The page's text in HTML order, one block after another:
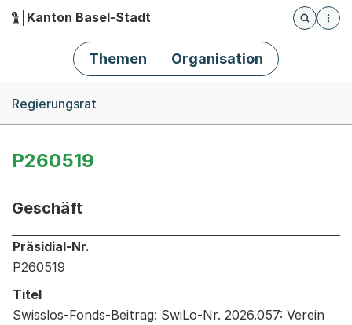
Hauptnavigation
Kanton Basel-Stadt
Öffnet
Themen Organisation
Regierungsrat
P260519
Geschäft
Informationen zum Ausgewählten Geschäft
Präsidial-Nr.
P260519
Titel
Swisslos-Fonds-Beitrag: SwiLo-Nr. 2026.057: Verein